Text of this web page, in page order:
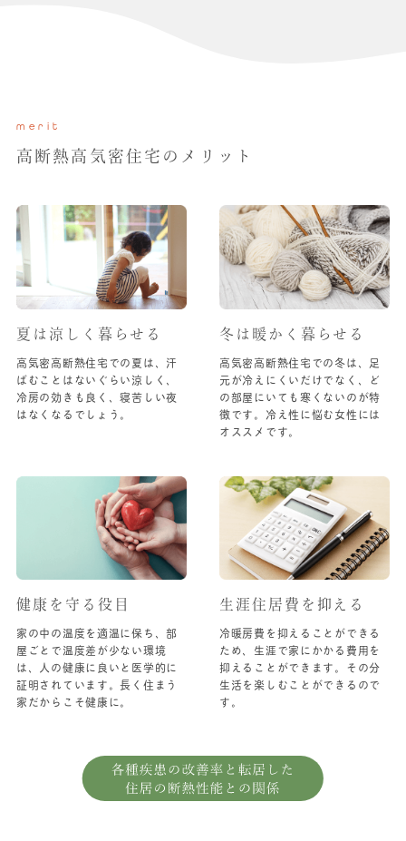
merit
高断熱高気密住宅のメリット
夏は涼しく暮らせる
高気密高断熱住宅での夏は、汗
ばむことはないぐらい涼しく、
冷房の効きも良く、寝苦しい夜
はなくなるでしょう。
冬は暖かく暮らせる
高気密高断熱住宅での冬は、足
元が冷えにくいだけでなく、ど
の部屋にいても寒くないのが特
徴です。冷え性に悩む女性には
オススメです。
健康を守る役目
家の中の温度を適温に保ち、部
屋ごとで温度差が少ない環境
は、人の健康に良いと医学的に
証明されています。長く住まう
家だからこそ健康に。
生涯住居費を抑える
冷暖房費を抑えることができる
ため、生涯で家にかかる費用を
抑えることができます。その分
生活を楽しむことができるので
す。